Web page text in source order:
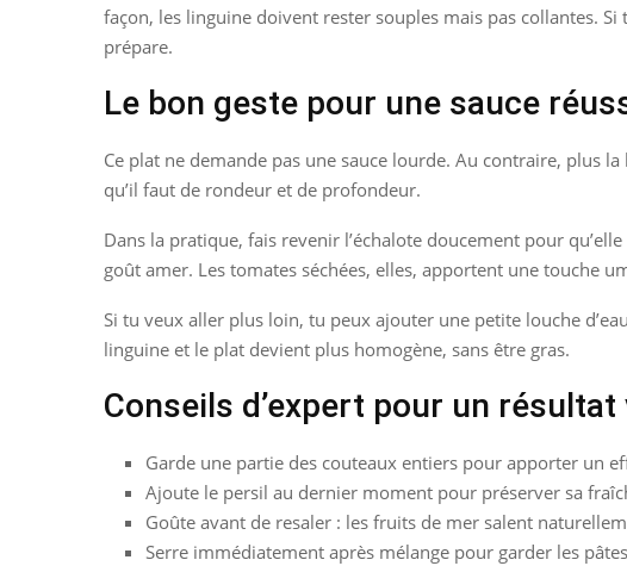
façon, les linguine doivent rester souples mais pas collantes.
prépare.
Le bon geste pour une sauce
Ce plat ne demande pas une sauce lourde. Au contraire, plus
qu’il faut de rondeur et de profondeur.
Dans la pratique, fais revenir l’échalote doucement pour
goût amer. Les tomates séchées, elles, apportent une touche
Si tu veux aller plus loin, tu peux ajouter une petite louche
linguine et le plat devient plus homogène, sans être gras.
Conseils d’expert pour un
Garde une partie des couteaux entiers pour apporter un
Ajoute le persil au dernier moment pour préserver sa
Goûte avant de resaler : les fruits de mer salent
Serre immédiatement après mélange pour garder les